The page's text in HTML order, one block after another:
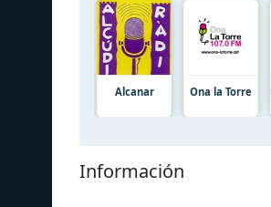
Alcanar Ona la Torre
Información